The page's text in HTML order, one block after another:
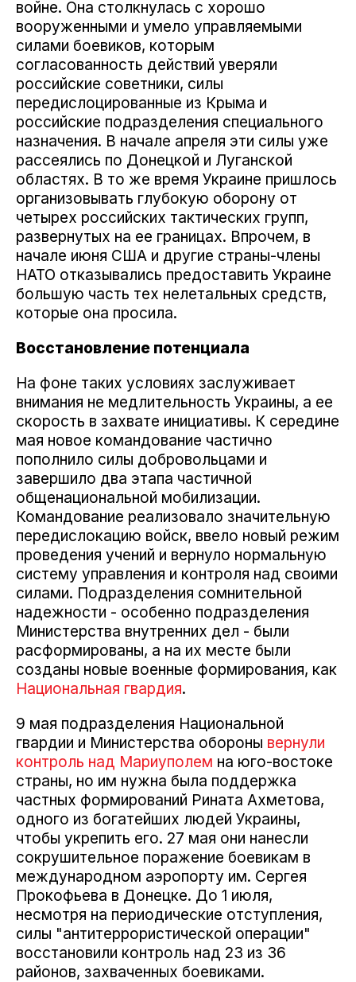
войне. Она столкнулась с хорошо
вооруженными и умело управляемыми
силами боевиков, которым
согласованность действий уверяли
российские советники, силы
передислоцированные из Крыма и
российские подразделения специального
назначения. В начале апреля эти силы уже
рассеялись по Донецкой и Луганской
областях. В то же время Украине пришлось
организовывать глубокую оборону от
четырех российских тактических групп,
развернутых на ее границах. Впрочем, в
начале июня США и другие страны-члены
НАТО отказывались предоставить Украине
большую часть тех нелетальных средств,
которые она просила.
Восстановление потенциала
На фоне таких условиях заслуживает
внимания не медлительность Украины, а ее
скорость в захвате инициативы. К середине
мая новое командование частично
пополнило силы добровольцами и
завершило два этапа частичной
общенациональной мобилизации.
Командование реализовало значительную
передислокацию войск, ввело новый режим
проведения учений и вернуло нормальную
систему управления и контроля над своими
силами. Подразделения сомнительной
надежности - особенно подразделения
Министерства внутренних дел - были
расформированы, а на их месте были
созданы новые военные формирования, как
Национальная гвардия.
9 мая подразделения Национальной
гвардии и Министерства обороны вернули
контроль над Мариуполем на юго-востоке
страны, но им нужна была поддержка
частных формирований Рината Ахметова,
одного из богатейших людей Украины,
чтобы укрепить его. 27 мая они нанесли
сокрушительное поражение боевикам в
международном аэропорту им. Сергея
Прокофьева в Донецке. До 1 июля,
несмотря на периодические отступления,
силы "антитеррористической операции"
восстановили контроль над 23 из 36
районов, захваченных боевиками.